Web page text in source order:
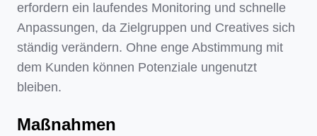
erfordern ein laufendes Monitoring und schnelle
Anpassungen, da Zielgruppen und Creatives sich
ständig verändern. Ohne enge Abstimmung mit
dem Kunden können Potenziale ungenutzt
bleiben.
Maßnahmen